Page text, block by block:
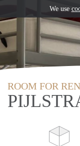
ROOM FOR
We use